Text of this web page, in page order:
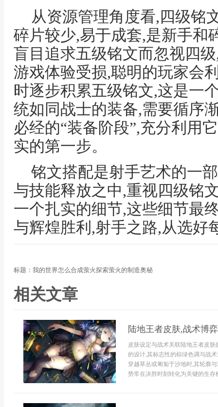
从资源管理角度看,四级铭
碎片较少,易于成套,是新手和
盲目追求五级铭文而忽视四
游戏体验受损,聪明的玩家会
时逐步积累五级铭文,这是一
统如同战士的装备,需要循序
必经的“装备阶段”,充分利用
实的第一步。
铭文搭配是射手艺术的一
与技能释放之中,重视四级铭
一个扎实的细节,这些细节最
与辉煌胜利,射手之路,从选好
标题：我的世界怎么合成萤火探索萤火的制造奥秘
相关文章
陆地王者皮肤,战术博
皮肤设定与战术关联陆地王者皮
的设计,其标志性的棕绿色调与战
穿越草丛或匍匐于沙地时,其轮廓
势常在决胜时刻转化为关键的生存